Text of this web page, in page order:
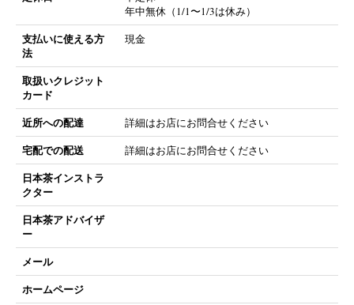
年中無休（1/1〜1/3は休み）
支払いに使える方
法
現金
取扱いクレジット
カード
近所への配達
詳細はお店にお問合せください
宅配での配送 詳細はお店にお問合せください
日本茶インストラ
クター
日本茶アドバイザ
ー
メール
ホームページ